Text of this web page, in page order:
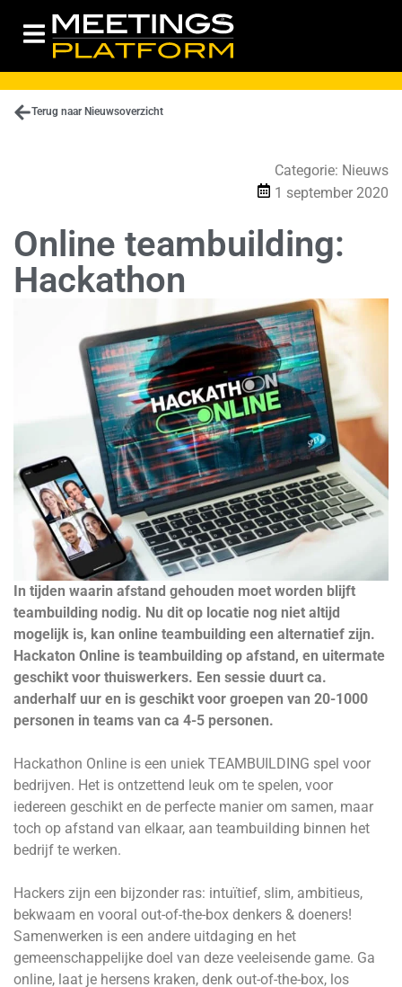
Terug naar Nieuwsoverzicht
Categorie: Nieuws
1 september 2020
Online teambuilding:
Hackathon
In tijden waarin afstand gehouden moet worden blijft
teambuilding nodig. Nu dit op locatie nog niet altijd
mogelijk is, kan online teambuilding een alternatief zijn.
Hackaton Online is teambuilding op afstand, en uitermate
geschikt voor thuiswerkers. Een sessie duurt ca.
anderhalf uur en is geschikt voor groepen van 20-1000
personen in teams van ca 4-5 personen.
Hackathon Online is een uniek TEAMBUILDING spel voor
bedrijven. Het is ontzettend leuk om te spelen, voor
iedereen geschikt en de perfecte manier om samen, maar
toch op afstand van elkaar, aan teambuilding binnen het
bedrijf te werken.
Hackers zijn een bijzonder ras: intuïtief, slim, ambitieus,
bekwaam en vooral out-of-the-box denkers & doeners!
Samenwerken is een andere uitdaging en het
gemeenschappelijke doel van deze veeleisende game. Ga
online, laat je hersens kraken, denk out-of-the-box, los